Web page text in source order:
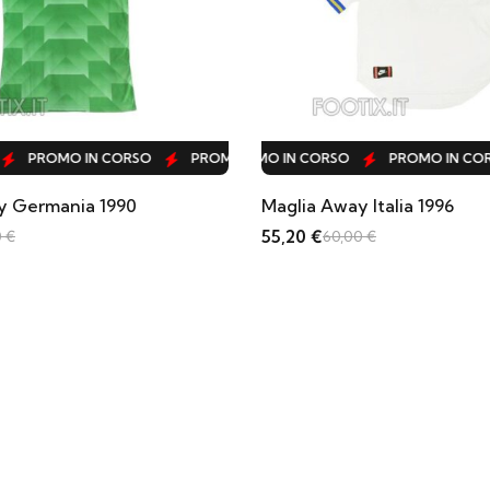
PROMO IN CORSO PROMO IN CORSO
CORSO PROMO IN CORSO PROMO IN CORSO PROMO
IN CORSO PROMO IN CORSO PROMO IN CORSO
PROMO IN CORSO PROMO IN CORSO PROMO IN CORSO
Maglia Away Italia 1996
PROMO IN CORSO PROMO IN CORSO
Maglia